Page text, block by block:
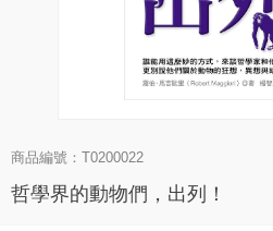
商品編號：T0200022
哲學界的動物們，出列！